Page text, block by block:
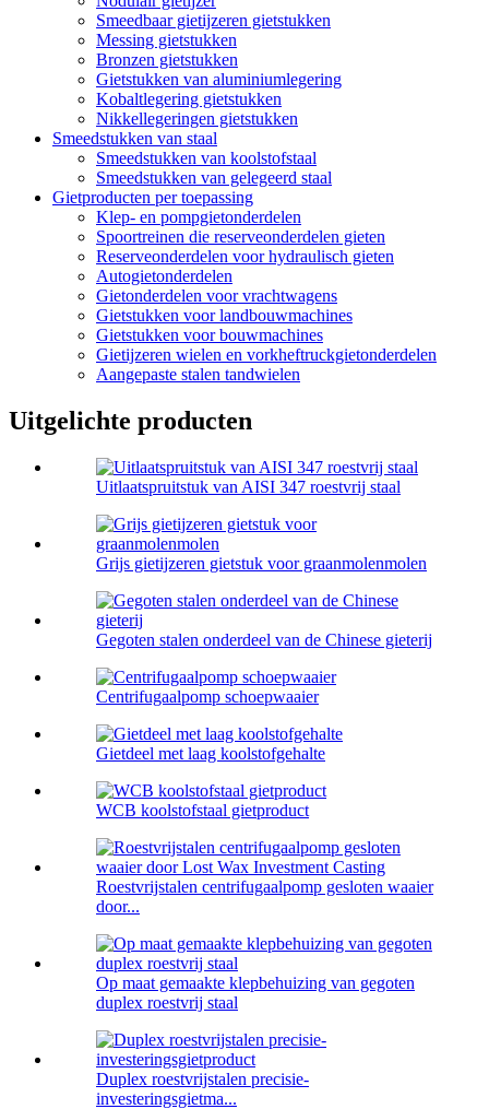
Smeedbaar gietijzeren gietstukken
Messing gietstukken
Bronzen gietstukken
Gietstukken van aluminiumlegering
Kobaltlegering gietstukken
Nikkellegeringen gietstukken
Smeedstukken van staal
Smeedstukken van koolstofstaal
Smeedstukken van gelegeerd staal
Gietproducten per toepassing
Klep- en pompgietonderdelen
Spoortreinen die reserveonderdelen gieten
Reserveonderdelen voor hydraulisch gieten
Autogietonderdelen
Gietonderdelen voor vrachtwagens
Gietstukken voor landbouwmachines
Gietstukken voor bouwmachines
Gietijzeren wielen en vorkheftruckgietonderdelen
Aangepaste stalen tandwielen
Uitgelichte producten
Uitlaatspruitstuk van AISI 347 roestvrij staal
Grijs gietijzeren gietstuk voor graanmolenmolen
Gegoten stalen onderdeel van de Chinese gieterij
Centrifugaalpomp schoepwaaier
Gietdeel met laag koolstofgehalte
WCB koolstofstaal gietproduct
Roestvrijstalen centrifugaalpomp gesloten waaier
door...
Op maat gemaakte klepbehuizing van gegoten
duplex roestvrij staal
Duplex roestvrijstalen precisie-
investeringsgietma...